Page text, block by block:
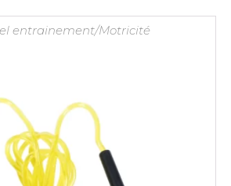
entrainement/Motricité